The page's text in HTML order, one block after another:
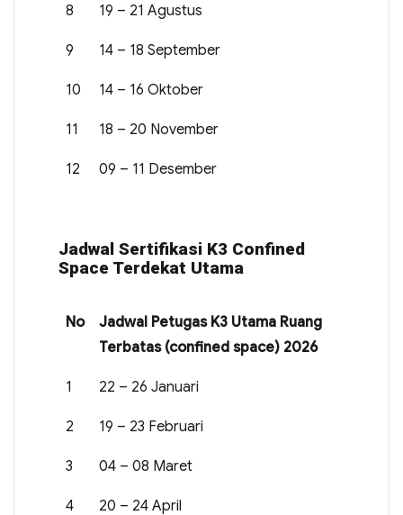
8 19 – 21 Agustus
9 14 – 18 September
10 14 – 16 Oktober
11 18 – 20 November
12 09 – 11 Desember
Jadwal Sertifikasi K3 Confined
Space Terdekat Utama
No
Jadwal Petugas K3 Utama Ruang
Terbatas (confined space) 2026
1 22 – 26 Januari
2 19 – 23 Februari
3 04 – 08 Maret
4 20 – 24 April